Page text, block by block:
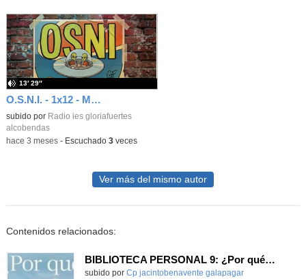
O.S.N.I. - 1x12 - My Beautiful Dark Twisted Fantasy de Kanye West (2010)
subido por Radio ies gloriafuertes
alcobendas
13′ 29″
-hace 3 meses- Escuchado 3veces
Ver más del mismo autor
Contenidos relacionados:
BIBLIOTECA PERSONAL 9: ¿Por qué ser feliz cuando puedes ser normal?
Contenido educativo.
subido por Cp jacintobenavente galapagar-